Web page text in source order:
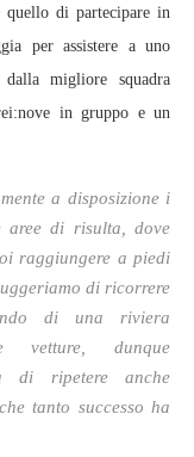
quello di partecipare in
per assistere a uno
migliore squadra
in gruppo e un
a disposizione i
aree di risulta, dove
raggiungere a piedi
di ricorrere
di una riviera
vetture, dunque
di ripetere anche
tanto successo ha